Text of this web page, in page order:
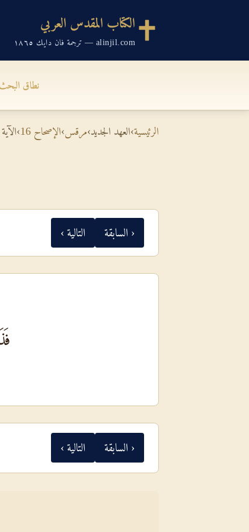
الكتاب المقدس العربي
alinjil.com — ترجمة فان دايك ١٨٦٥
نطاق
الرئيسية›العهد الجديد›مرقس›الإصحاح 16 ›الآية 10
‹ السابقة التالية ›
‹ السابقة التالية ›